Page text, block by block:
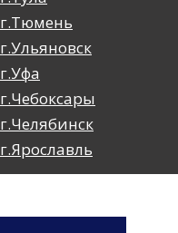
г.Тюмень
г.Ульяновск
г.Уфа
г.Чебоксары
г.Челябинск
г.Ярославль